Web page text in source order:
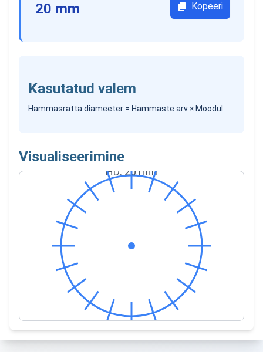
20 mm Kopeeri
Kasutatud valem
Hammasratta diameeter = Hammaste arv × Moodul
Visualiseerimine
HD:20mm